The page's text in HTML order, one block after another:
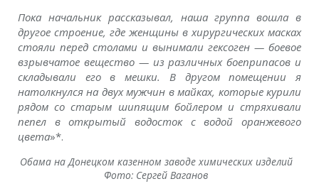
Пока начальник рассказывал, наша группа вошла в
другое строение, где женщины в хирургических масках
стояли перед столами и вынимали гексоген — боевое
взрывчатое вещество — из различных боеприпасов и
складывали его в мешки. В другом помещении я
натолкнулся на двух мужчин в майках, которые курили
рядом со старым шипящим бойлером и стряхивали
пепел в открытый водосток с водой оранжевого
цвета»*.
Обама на Донецком казенном заводе химических изделий
Фото: Сергей Ваганов